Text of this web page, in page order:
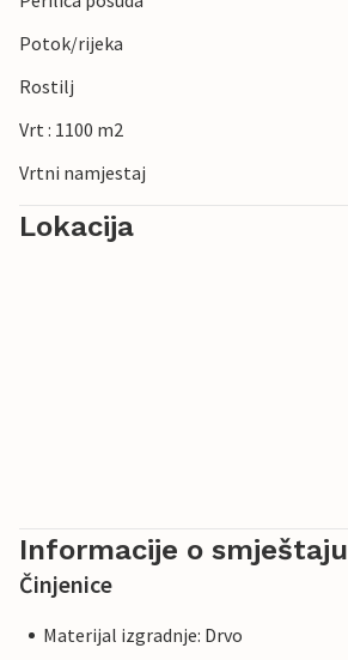
Potok/rijeka
Rostilj
Vrt : 1100 m2
Vrtni namjestaj
Lokacija
Informacije o smještaju
Činjenice
Materijal izgradnje: Drvo